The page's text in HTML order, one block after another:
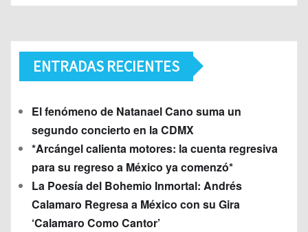
ENTRADAS RECIENTES
El fenómeno de Natanael Cano suma un
segundo concierto en la CDMX
*Arcángel calienta motores: la cuenta regresiva
para su regreso a México ya comenzó*
La Poesía del Bohemio Inmortal: Andrés
Calamaro Regresa a México con su Gira
‘Calamaro Como Cantor’